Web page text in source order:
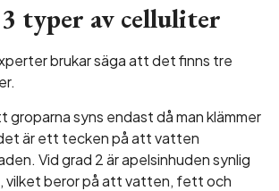
typer av celluliter
brukar säga att det finns tre
groparna syns endast då man klämmer
är ett tecken på att vatten
Vid grad 2 är apelsinhuden synlig
vilket beror på att vatten, fett och